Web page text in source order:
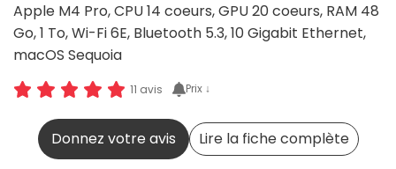
Apple M4 Pro, CPU 14 coeurs, GPU 20 coeurs, RAM 48
Go, 1 To, Wi-Fi 6E, Bluetooth 5.3, 10 Gigabit Ethernet,
macOS Sequoia
11 avis Prix ↓
Donnez votre avis Lire la fiche complète